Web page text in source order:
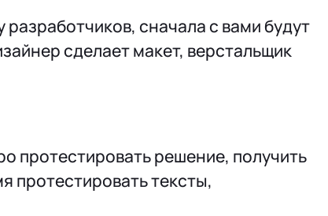
сначала с вами будут
сделает макет, верстальщик
протестировать решение, получить
протестировать тексты,